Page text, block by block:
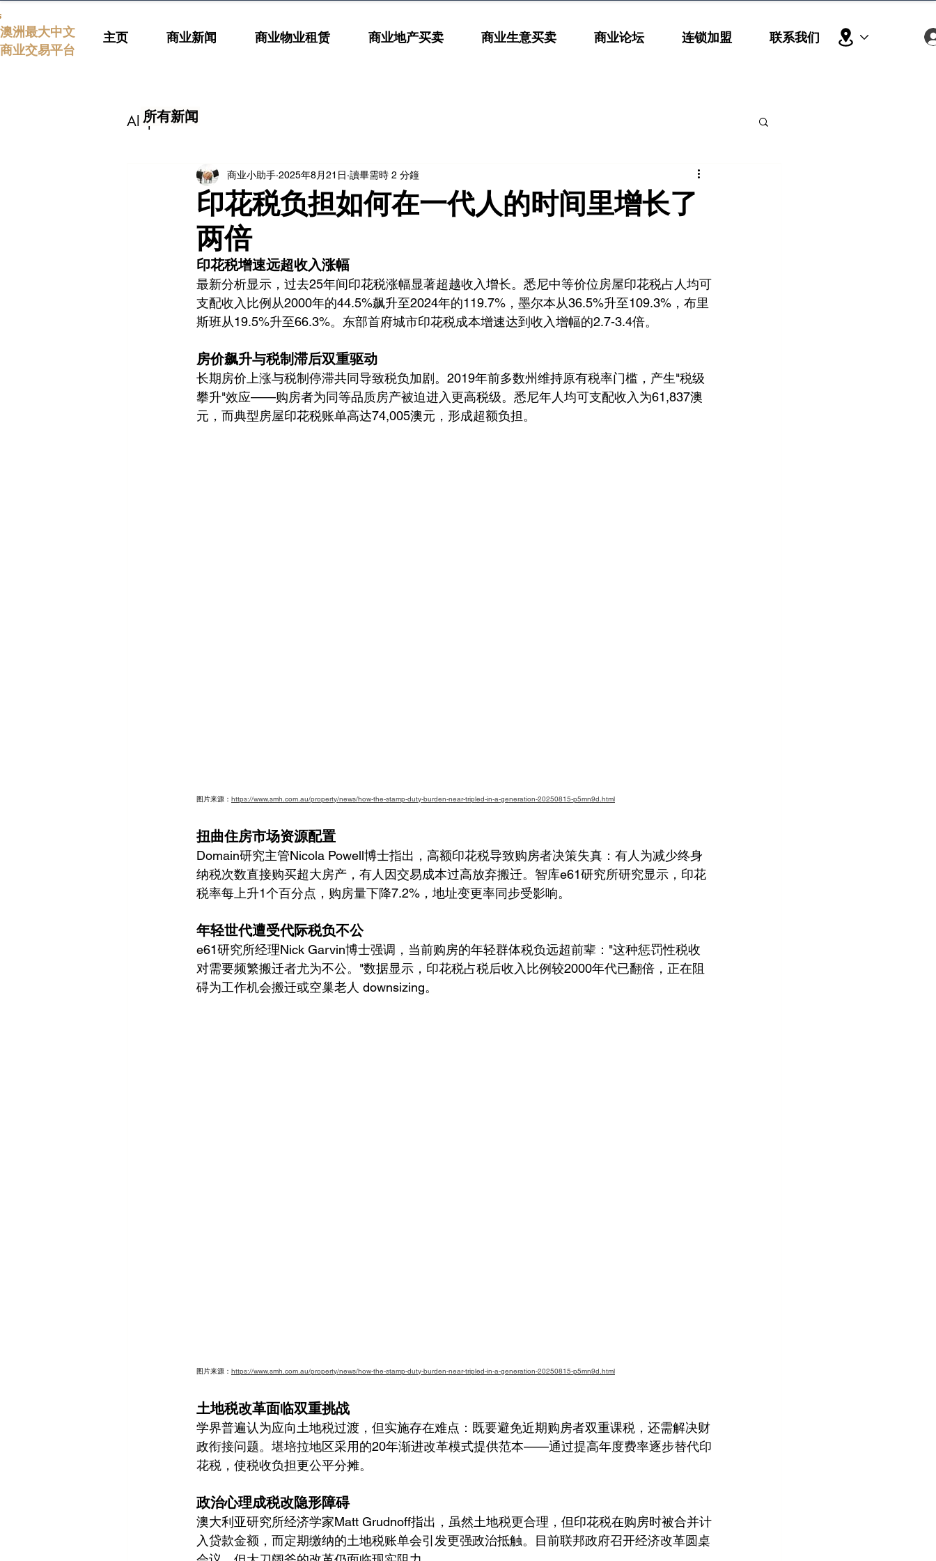
澳洲最大中文
商业交易平台
主页 商业新闻 商业物业租赁 商业地产买卖 商业生意买卖 商业论坛 连锁加盟 联系我们
All posts
印花税负担如何在一代人的时间里增长了
两倍
商业小助手 2025年8月21日 讀畢需時 2 分鐘
印花税增速远超收入涨幅
最新分析显示，过去25年间印花税涨幅显著超越收入增长。悉尼中等价位房屋印花税占人均可
支配收入比例从2000年的44.5%飙升至2024年的119.7%，墨尔本从36.5%升至109.3%，布里
斯班从19.5%升至66.3%。东部首府城市印花税成本增速达到收入增幅的2.7-3.4倍。
房价飙升与税制滞后双重驱动
长期房价上涨与税制停滞共同导致税负加剧。2019年前多数州维持原有税率门槛，产生"税级
攀升"效应——购房者为同等品质房产被迫进入更高税级。悉尼年人均可支配收入为61,837澳
元，而典型房屋印花税账单高达74,005澳元，形成超额负担。
图片来源： https://www.smh.com.au/property/news/how-the-stamp-duty-burden-near-tripled-in-a-generation-20250815-p5mn9d.html
扭曲住房市场资源配置
Domain研究主管Nicola Powell博士指出，高额印花税导致购房者决策失真：有人为减少终身
纳税次数直接购买超大房产，有人因交易成本过高放弃搬迁。智库e61研究所研究显示，印花
税率每上升1个百分点，购房量下降7.2%，地址变更率同步受影响。
年轻世代遭受代际税负不公
e61研究所经理Nick Garvin博士强调，当前购房的年轻群体税负远超前辈："这种惩罚性税收
对需要频繁搬迁者尤为不公。"数据显示，印花税占税后收入比例较2000年代已翻倍，正在阻
碍为工作机会搬迁或空巢老人 downsizing。
图片来源： https://www.smh.com.au/property/news/how-the-stamp-duty-burden-near-tripled-in-a-generation-20250815-p5mn9d.html
土地税改革面临双重挑战
学界普遍认为应向土地税过渡，但实施存在难点：既要避免近期购房者双重课税，还需解决财
政衔接问题。堪培拉地区采用的20年渐进改革模式提供范本——通过提高年度费率逐步替代印
花税，使税收负担更公平分摊。
政治心理成税改隐形障碍
澳大利亚研究所经济学家Matt Grudnoff指出，虽然土地税更合理，但印花税在购房时被合并计
入贷款金额，而定期缴纳的土地税账单会引发更强政治抵触。目前联邦政府召开经济改革圆桌
所有新闻